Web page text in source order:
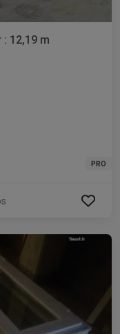
12,19 m
PRO